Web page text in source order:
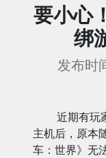
要小心
绑
发布时
近期有玩
主机后，原本
车：世界》无